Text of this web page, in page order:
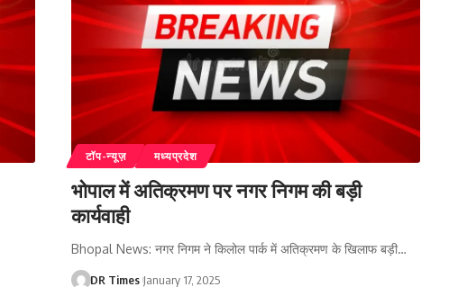
टॉप-न्यूज़ मध्यप्रदेश
भोपाल में अतिक्रमण पर नगर निगम की बड़ी
कार्यवाही
Bhopal News: नगर निगम ने किलोल पार्क में अतिक्रमण के खिलाफ बड़ी…
DR Times January 17, 2025